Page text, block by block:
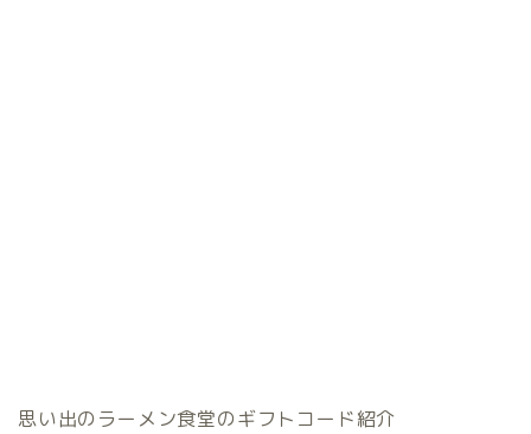
思い出のラーメン食堂のギフトコード紹介